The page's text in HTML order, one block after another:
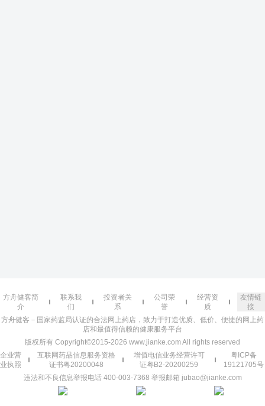
方舟健客简
介
联系我
们
投资者关
系
公司荣
誉
经营资
质
友情链
接
方舟健客－国家药监局认证的合法网上药店，致力于打造优质、低价、便捷的网上药
店和最值得信赖的健康服务平台
版权所有 Copyright©2015-2026 www.jianke.com All rights reserved
企业营
业执照
互联网药品信息服务资格
证书粤20200048
增值电信业务经营许可
证粤B2-20200259
粤ICP备
19121705号
违法和不良信息举报电话 400-003-7368 举报邮箱 jubao@jianke.com